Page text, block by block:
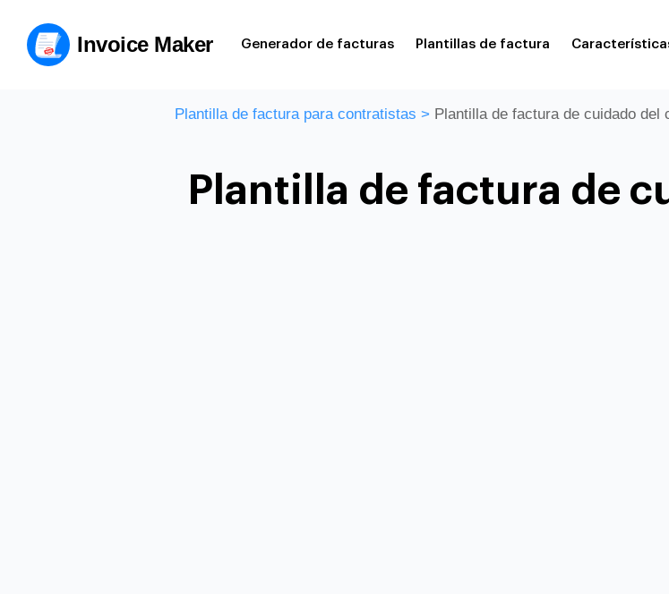
Invoice Maker Generador de facturas Plantillas de factura
Plantilla de factura para contratistas > Plantilla de factura de cuidado del
Plantilla de factura de